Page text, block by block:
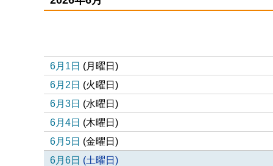
6月1日 (月 曜日 )
6月2日 (火曜日 )
6月3日 (水曜日 )
6月4日 (木曜日 )
6月5日 (金曜日 )
6月6日 (土曜日 )